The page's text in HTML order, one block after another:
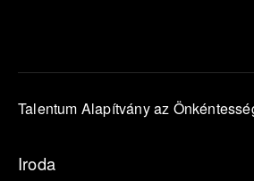
Talentum Alapítvány az
Iroda